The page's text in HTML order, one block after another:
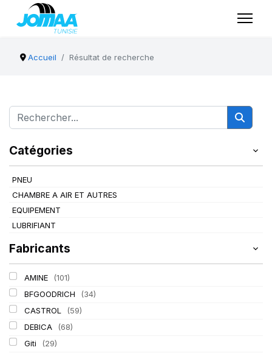
Accueil Résultat de recherche
Catégories
PNEU
CHAMBRE A AIR ET AUTRES
EQUIPEMENT
LUBRIFIANT
Fabricants
AMINE
(101)
BFGOODRICH
(34)
CASTROL
(59)
DEBICA
(68)
Giti
(29)